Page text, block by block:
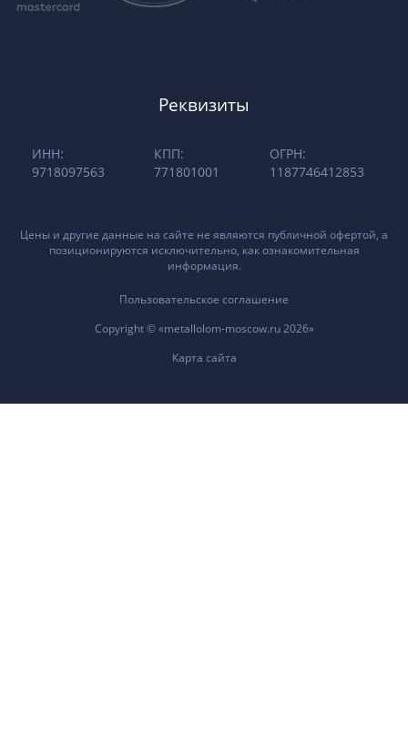
Реквизиты
ИНН:
9718097563
КПП:
771801001
ОГРН:
1187746412853
Цены и другие данные на сайте не являются публичной офертой, а
позиционируются исключительно, как ознакомительная
информация.
Пользовательское соглашение
Copyright © «metallolom-moscow.ru 2026»
Карта сайта